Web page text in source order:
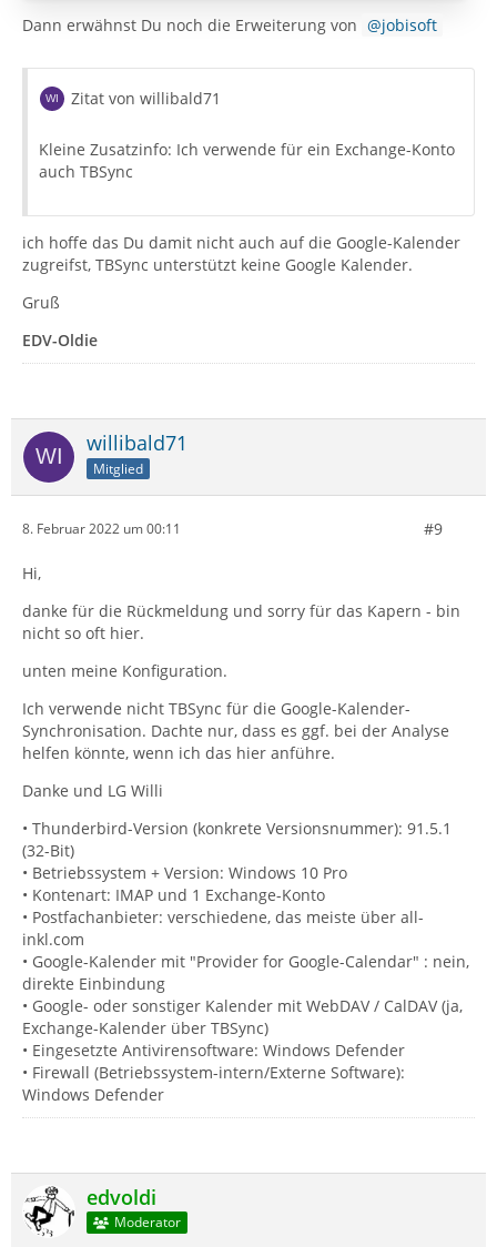
eingerichtet hat auswählen.
Wenn ein neue Google Mail Adresse in Thunderbird
eingerichtet wird, kann man sofort beim einrichten der
Adresse auch seine Kalender mit einrichten.
Wenn Ihr auch externe…
Dann erwähnst Du noch die Erweiterung von jobisoft
Zitat von willibald71
Kleine Zusatzinfo: Ich verwende für ein Exchange-Konto
auch TBSync
ich hoffe das Du damit nicht auch auf die Google-Kalender
zugreifst, TBSync unterstützt keine Google Kalender.
Gruß
EDV-Oldie
willibald71
Mitglied
8. Februar 2022 um 00:11 #9
Hi,
danke für die Rückmeldung und sorry für das Kapern - bin
nicht so oft hier.
unten meine Konfiguration.
Ich verwende nicht TBSync für die Google-Kalender-
Synchronisation. Dachte nur, dass es ggf. bei der Analyse
helfen könnte, wenn ich das hier anführe.
Danke und LG Willi
• Thunderbird-Version (konkrete Versionsnummer): 91.5.1
(32-Bit)
• Betriebssystem + Version: Windows 10 Pro
• Kontenart: IMAP und 1 Exchange-Konto
• Postfachanbieter: verschiedene, das meiste über all-
inkl.com
• Google-Kalender mit "Provider for Google-Calendar" : nein,
direkte Einbindung
• Google- oder sonstiger Kalender mit WebDAV / CalDAV (ja,
Exchange-Kalender über TBSync)
• Eingesetzte Antivirensoftware: Windows Defender
• Firewall (Betriebssystem-intern/Externe Software):
Windows Defender
edvoldi
Moderator